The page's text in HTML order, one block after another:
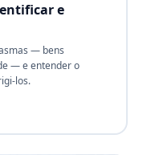
e
— bens
— e entender o
los.